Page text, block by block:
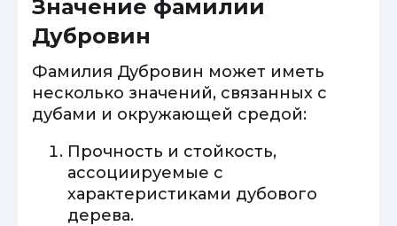
Значение фамилии
Дубровин
Фамилия Дубровин может иметь
несколько значений, связанных с
дубами и окружающей средой:
Прочность и стойкость,
ассоциируемые с
характеристиками дубового
дерева.